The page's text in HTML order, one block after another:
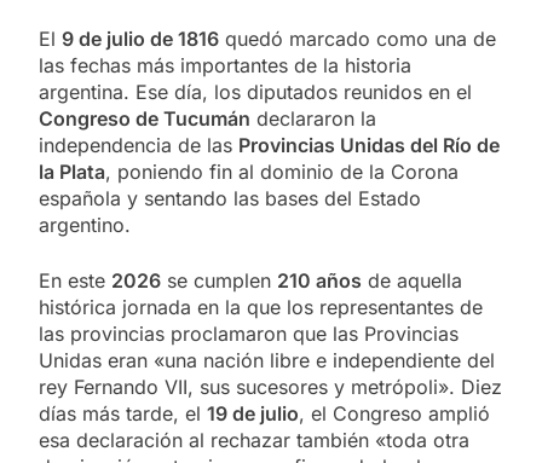
El 9 de julio de 1816 quedó marcado como una de
las fechas más importantes de la historia
argentina. Ese día, los diputados reunidos en el
Congreso de Tucumán declararon la
independencia de las Provincias Unidas del Río de
la Plata, poniendo fin al dominio de la Corona
española y sentando las bases del Estado
argentino.
En este 2026 se cumplen 210 años de aquella
histórica jornada en la que los representantes de
las provincias proclamaron que las Provincias
Unidas eran «una nación libre e independiente del
rey Fernando VII, sus sucesores y metrópoli». Diez
días más tarde, el 19 de julio, el Congreso amplió
esa declaración al rechazar también «toda otra